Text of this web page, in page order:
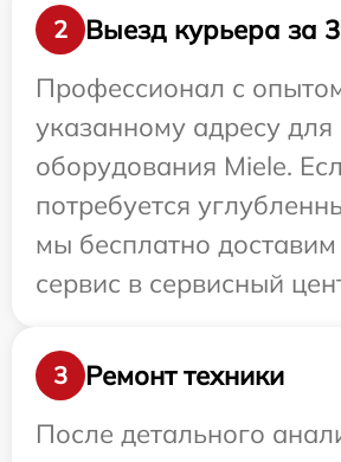
2
Выезд курьера за
Профессионал с
указанному адресу для
оборудования Miele.
потребуется
мы бесплатно доставим
сервис в сервисный
3
Ремонт техники
После детального